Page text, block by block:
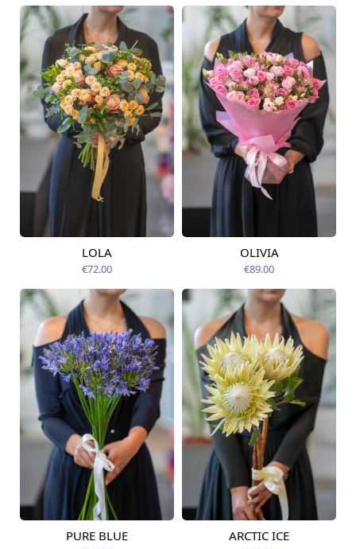
Pieejams šodien
LOLA
€72.00
Pieejams šodien
OLIVIA
€89.00
Pieejams šodien
PURE BLUE
Pieejama no
ARCTIC ICE